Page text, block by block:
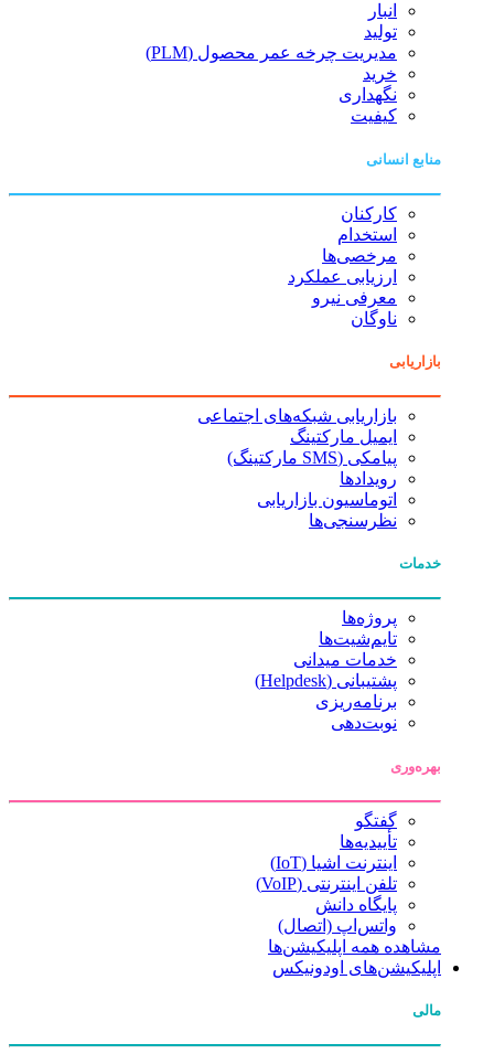
انبار
تولید
مدیریت چرخه عمر محصول (PLM)
خرید
نگهداری
کیفیت
منابع انسانی
کارکنان
استخدام
مرخصی‌ها
ارزیابی عملکرد
معرفی نیرو
ناوگان
بازاریابی
بازاریابی شبکه‌های اجتماعی
ایمیل مارکتینگ
پیامکی (SMS مارکتینگ)
رویدادها
اتوماسیون بازاریابی
نظرسنجی‌ها
خدمات
پروژه‌ها
تایم‌شیت‌ها
خدمات میدانی
پشتیبانی (Helpdesk)
برنامه‌ریزی
نوبت‌دهی
بهره‌وری
گفتگو
تأییدیه‌ها
اینترنت اشیا (IoT)
تلفن اینترنتی (VoIP)
پایگاه دانش
واتس‌اپ (اتصال)
مشاهده همه اپلیکیشن‌ها
اپلیکیشن‌های اودونیکس
مالی